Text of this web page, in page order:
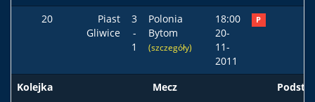
20
Piast
Gliwice
3
-
1
Polonia
Bytom
(szczegóły)
18:00
20-
11-
2011
P
Kolejka Mecz Podst